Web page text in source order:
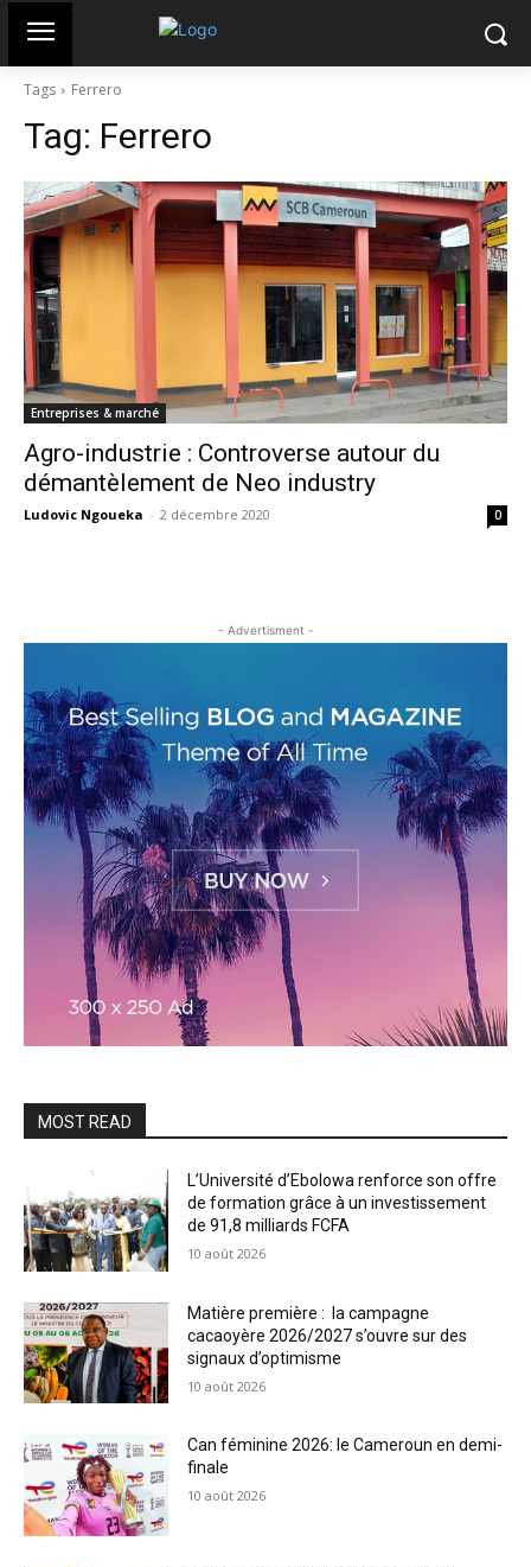
Tags Ferrero
Tag: Ferrero
Entreprises & marché
Agro-industrie : Controverse autour du
démantèlement de Neo industry
Ludovic Ngoueka - 2 décembre 2020 0
- Advertisment -
MOST READ
L’Université d’Ebolowa renforce son offre
de formation grâce à un investissement
de 91,8 milliards FCFA
10 août 2026
Matière première : la campagne
cacaoyère 2026/2027 s’ouvre sur des
signaux d’optimisme
10 août 2026
Can féminine 2026: le Cameroun en demi-
finale
10 août 2026